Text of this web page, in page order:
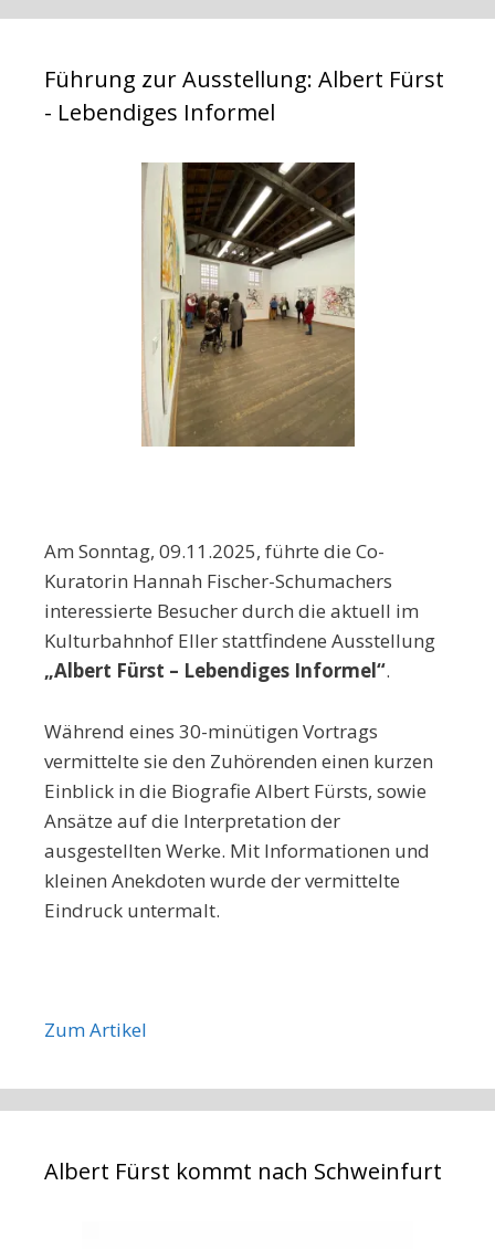
Führung zur Ausstellung: Albert Fürst
- Lebendiges Informel
Am Sonntag, 09.11.2025, führte die Co-
Kuratorin Hannah Fischer-Schumachers
interessierte Besucher durch die aktuell im
Kulturbahnhof Eller stattfindene Ausstellung
„Albert Fürst – Lebendiges Informel“.
Während eines 30-minütigen Vortrags
vermittelte sie den Zuhörenden einen kurzen
Einblick in die Biografie Albert Fürsts, sowie
Ansätze auf die Interpretation der
ausgestellten Werke. Mit Informationen und
kleinen Anekdoten wurde der vermittelte
Eindruck untermalt.
Zum Artikel
Albert Fürst kommt nach Schweinfurt